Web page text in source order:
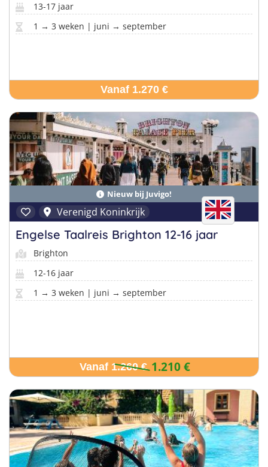
13-17 jaar
1 → 3 weken | juni → september
Vanaf 1.270 €
Nieuw bij Juvigo!
Verenigd Koninkrijk
Engelse Taalreis Brighton 12-16 jaar
Brighton
12-16 jaar
1 → 3 weken | juni → september
Vanaf 1.260 € 1.210 €